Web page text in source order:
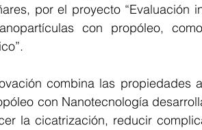
por el proyecto
con propóleo,
combina las propiedades
con Nanotecnología
la cicatrización, reducir